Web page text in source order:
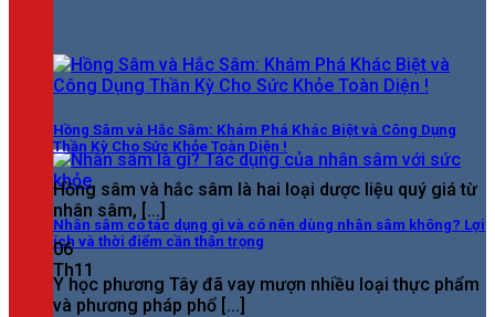
Nhân sâm có tác dụng gì và có nên dùng nhân sâm không? Lợi
ích và thời điểm cần thận trọng
Y học phương Tây đã vay mượn nhiều loại thực phẩm
và phương pháp phổ [...]
Hồng Sâm và Hắc Sâm: Khám Phá Khác Biệt và Công Dụng
Thần Kỳ Cho Sức Khỏe Toàn Diện !
Hồng sâm và hắc sâm là hai loại dược liệu quý giá từ
nhân sâm, [...]
06
Th11